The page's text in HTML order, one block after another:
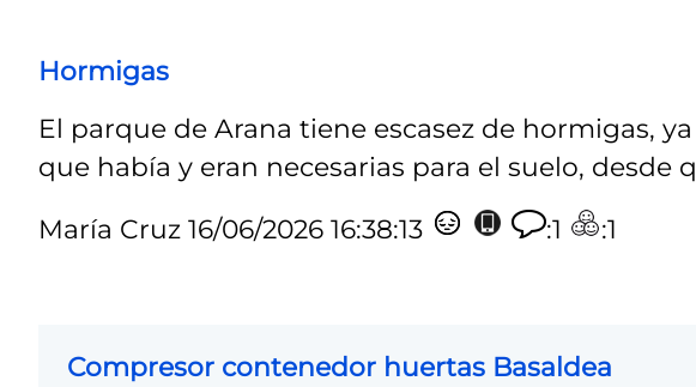
Hormigas
El parque de Arana tiene escasez de hormigas,
que había y eran necesarias para el suelo, desde
María Cruz 16/06/2026 16:38:13 :1 :1
Compresor contenedor huertas Basaldea